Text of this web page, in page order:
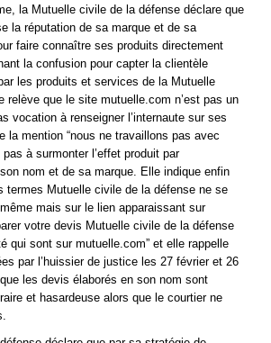
la Mutuelle civile de la défense déclare que
la réputation de sa marque et de sa
faire connaître ses produits directement
la confusion pour capter la clientèle
les produits et services de la Mutuelle
relève que le site mutuelle.com n’est pas un
vocation à renseigner l’internaute sur ses
la mention “nous ne travaillons pas avec
à surmonter l’effet produit par
nom et de sa marque. Elle indique enfin
termes Mutuelle civile de la défense ne se
mais sur le lien apparaissant sur
votre devis Mutuelle civile de la défense
qui sont sur mutuelle.com” et elle rappelle
par l’huissier de justice les 27 février et 26
les devis élaborés en son nom sont
et hasardeuse alors que le courtier ne